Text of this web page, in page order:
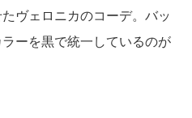
ヴェロニカのコーデ。バッ
ーを黒で統一しているのが